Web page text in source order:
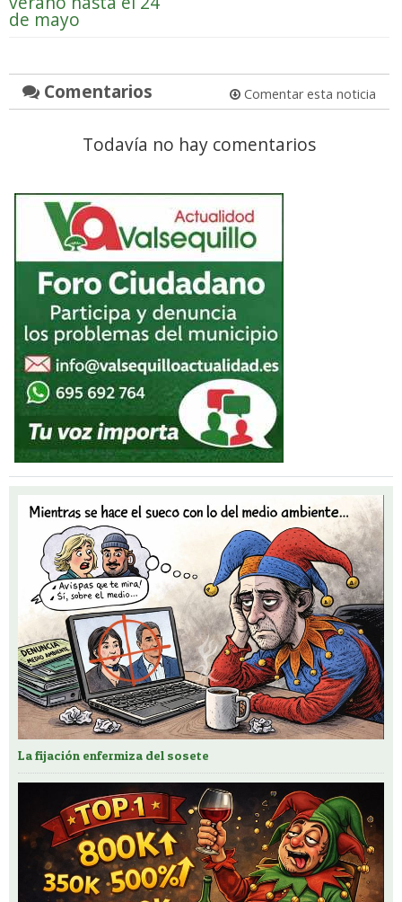
de mayo
Comentarios Comentar esta noticia
Todavía no hay comentarios
La fijación enfermiza del sosete